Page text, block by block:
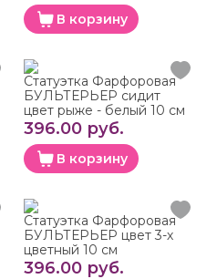
В корзину
Статуэтка Фарфоровая
БУЛЬТЕРЬЕР сидит
цвет рыже - белый 10 см
396.00 руб.
В корзину
Статуэтка Фарфоровая
БУЛЬТЕРЬЕР цвет 3-х
цветный 10 см
396.00 руб.